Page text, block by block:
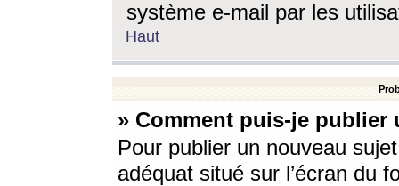
système e-mail par les
Haut
» Comment puis-je
Pour publier un nouveau
adéquat situé sur l’écran du